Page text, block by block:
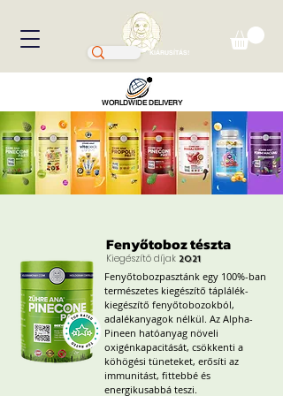
KIÁRUSÍTÁS!
WORLDWIDE DELIVERY
Fenyőtoboz tészta
Kiegészítő díjak 2021
Fenyőtobozpasztánk egy 100%-ban
természetes kiegészítő táplálék-
kiegészítő fenyőtobozokból,
adalékanyagok nélkül. Az Alpha-
Pineen hatóanyag növeli
oxigénkapacitását, csökkenti a
köhögési tüneteket, erősíti az
immunitást, fittebbé és
energikusabbá teszi.